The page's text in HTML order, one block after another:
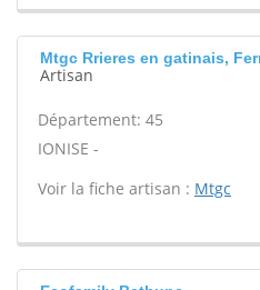
Mtgc Rrieres en gatinais,
Artisan
Département: 45
IONISE -
Voir la fiche artisan : Mtgc